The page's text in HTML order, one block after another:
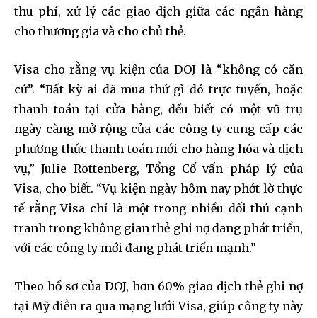
thu phí, xử lý các giao dịch giữa các ngân hàng
cho thương gia và cho chủ thẻ.
Visa cho rằng vụ kiện của DOJ là “không có căn
cứ”. “Bất kỳ ai đã mua thứ gì đó trực tuyến, hoặc
thanh toán tại cửa hàng, đều biết có một vũ trụ
ngày càng mở rộng của các công ty cung cấp các
phương thức thanh toán mới cho hàng hóa và dịch
vụ,” Julie Rottenberg, Tổng Cố vấn pháp lý của
Visa, cho biết. “Vụ kiện ngày hôm nay phớt lờ thực
tế rằng Visa chỉ là một trong nhiều đối thủ cạnh
tranh trong không gian thẻ ghi nợ đang phát triển,
với các công ty mới đang phát triển mạnh.”
Theo hồ sơ của DOJ, hơn 60% giao dịch thẻ ghi nợ
tại Mỹ diễn ra qua mạng lưới Visa, giúp công ty này